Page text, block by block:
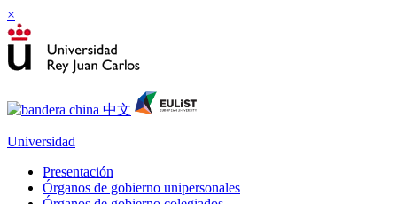
×
Universidad
Presentación
Órganos de gobierno unipersonales